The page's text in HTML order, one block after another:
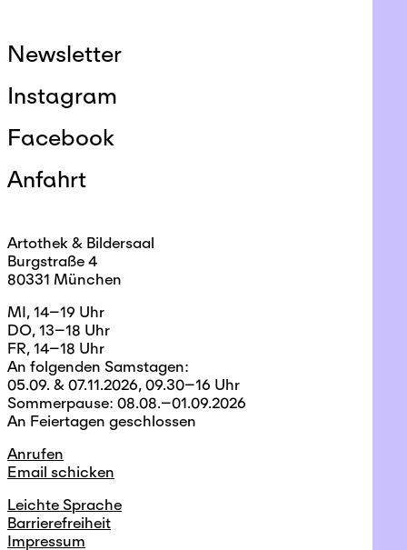
Newsletter
Instagram
Facebook
Anfahrt
Artothek & Bildersaal
Burgstraße 4
80331 München
MI, 14–19 Uhr
DO, 13–18 Uhr
FR, 14–18 Uhr
An folgenden Samstagen:
05.09. & 07.11.2026, 09.30–16 Uhr
Sommerpause: 08.08.–01.09.2026
An Feiertagen geschlossen
Anrufen
Email schicken
Leichte Sprache
Barrierefreiheit
Impressum